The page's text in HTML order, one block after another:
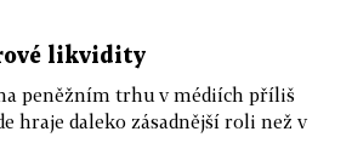
likvidity
peněžním trhu v médiích příliš
hraje daleko zásadnější roli než v